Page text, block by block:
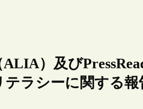
）及び
ラシーに関する報